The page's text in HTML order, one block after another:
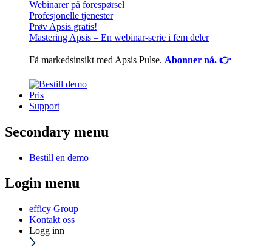
Webinarer på forespørsel
Profesjonelle tjenester
Prøv Apsis gratis!
Mastering Apsis – En webinar-serie i fem deler
Få markedsinsikt med Apsis Pulse. Abonner nå. 👉
Pris
Support
Secondary menu
Bestill en demo
Login menu
efficy Group
Kontakt oss
Logg inn